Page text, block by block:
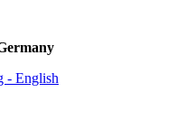
- English